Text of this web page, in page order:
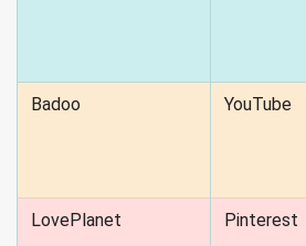
Badoo YouTube
LovePlanet Pinterest